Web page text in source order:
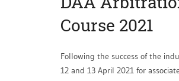
Course 2021
Following the success of the
12 and 13 April 2021 for